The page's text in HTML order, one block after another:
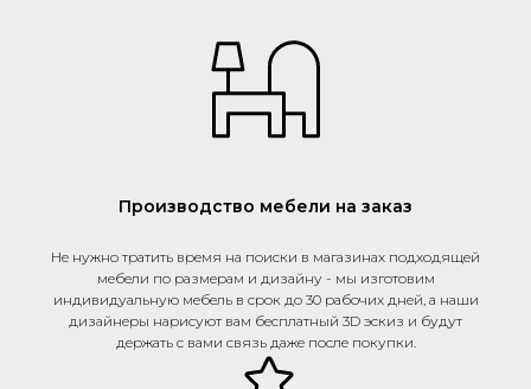
Производство мебели на заказ
Не нужно тратить время на поиски в магазинах подходящей
мебели по размерам и дизайну - мы изготовим
индивидуальную мебель в срок до 30 рабочих дней, а наши
дизайнеры нарисуют вам бесплатный 3D эскиз и будут
держать с вами связь даже после покупки.